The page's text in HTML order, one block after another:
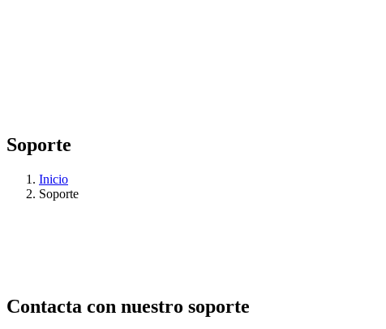
Soporte
Inicio
Soporte
Contacta con nuestro soporte